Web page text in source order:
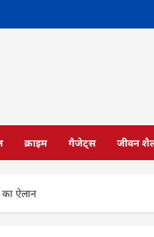
क्राइम गैजेट्स जीवन
का ऐलान